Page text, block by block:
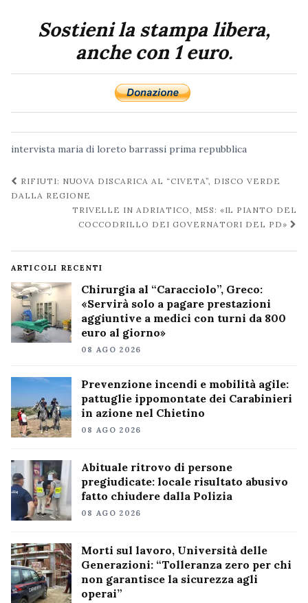
Sostieni la stampa libera,
anche con 1 euro.
intervista maria di loreto barrassi prima repubblica
Navigazione
post
RIFIUTI: NUOVA DISCARICA AL “CIVETA”, DISCO VERDE
DALLA REGIONE
TRIVELLE IN ADRIATICO, M5S: «IL PIANTO DEL
COCCODRILLO DEI GOVERNATORI DEL PD»
ARTICOLI RECENTI
Chirurgia al “Caracciolo”, Greco:
«Servirà solo a pagare prestazioni
aggiuntive a medici con turni da 800
euro al giorno»
08 AGO 2026
Prevenzione incendi e mobilità agile:
pattuglie ippomontate dei Carabinieri
in azione nel Chietino
08 AGO 2026
Abituale ritrovo di persone
pregiudicate: locale risultato abusivo
fatto chiudere dalla Polizia
08 AGO 2026
Morti sul lavoro, Università delle
Generazioni: “Tolleranza zero per chi
non garantisce la sicurezza agli
operai”